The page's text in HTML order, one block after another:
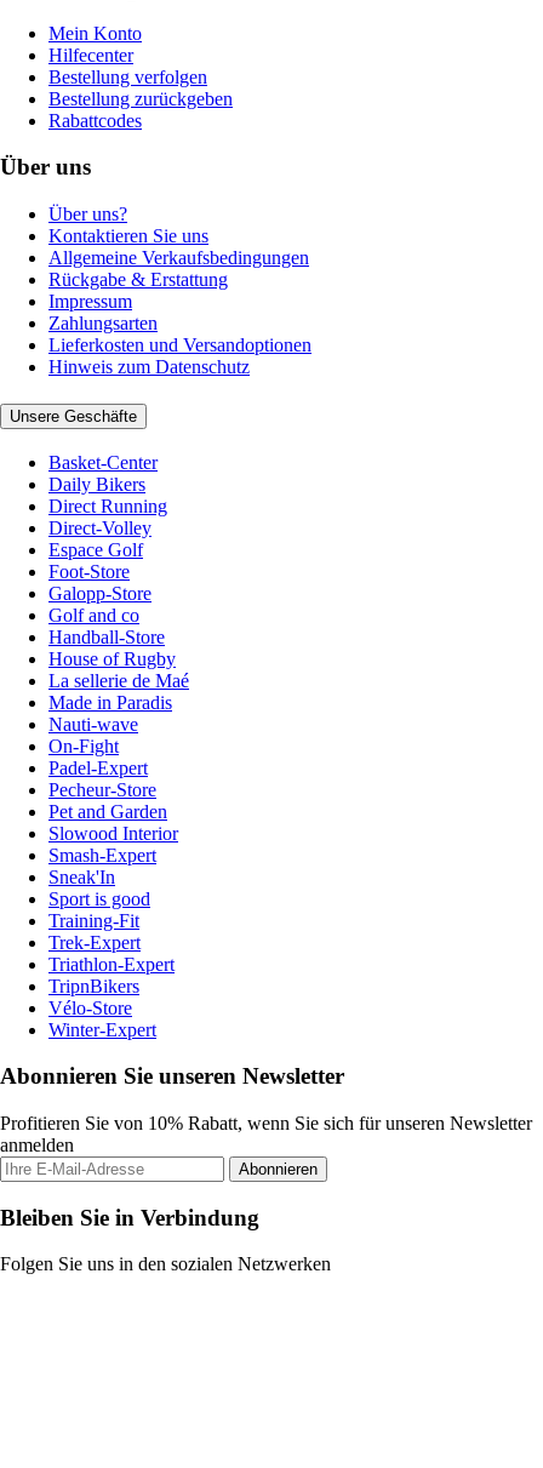
Mein Konto
Hilfecenter
Bestellung verfolgen
Bestellung zurückgeben
Rabattcodes
Über uns
Über uns?
Kontaktieren Sie uns
Allgemeine Verkaufsbedingungen
Rückgabe & Erstattung
Impressum
Zahlungsarten
Lieferkosten und Versandoptionen
Hinweis zum Datenschutz
Unsere Geschäfte
Basket-Center
Daily Bikers
Direct Running
Direct-Volley
Espace Golf
Foot-Store
Galopp-Store
Golf and co
Handball-Store
House of Rugby
La sellerie de Maé
Made in Paradis
Nauti-wave
On-Fight
Padel-Expert
Pecheur-Store
Pet and Garden
Slowood Interior
Smash-Expert
Sneak'In
Sport is good
Training-Fit
Trek-Expert
Triathlon-Expert
TripnBikers
Vélo-Store
Winter-Expert
Abonnieren Sie unseren Newsletter
Profitieren Sie von 10% Rabatt, wenn Sie sich für unseren Newsletter
anmelden
Abonnieren
Bleiben Sie in Verbindung
Folgen Sie uns in den sozialen Netzwerken